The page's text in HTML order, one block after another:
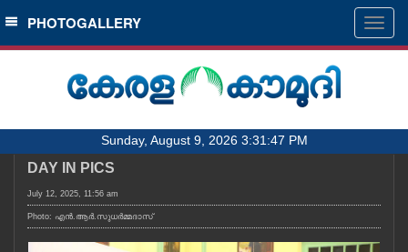
SECTIONS
HOME
NOTIFIED NEWS
KERALA
PHOTOGALLERY
Sunday, August 9, 2026 3:31:47 PM
DAY IN PICS
July 12, 2025, 11:56 am
Photo: എൻ.ആർ.സുധർമ്മദാസ്